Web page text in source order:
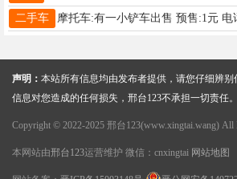
二手车 摩托车:有一小铲车出售 预售:1元 电
声明： 本站所有信息均由发布者提供，请您仔细辨
信息对您造成的任何损失，邢台123不承担一切责任。
Copyright © 2022-2025 邢台123(www.xingtai.wang) All
本网站由邢台123运营维护 微信：cnxingtai 网站地图